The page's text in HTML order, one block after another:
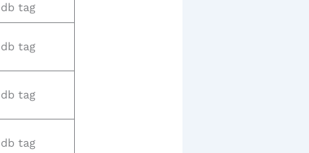
db tag
db tag
db tag
db tag